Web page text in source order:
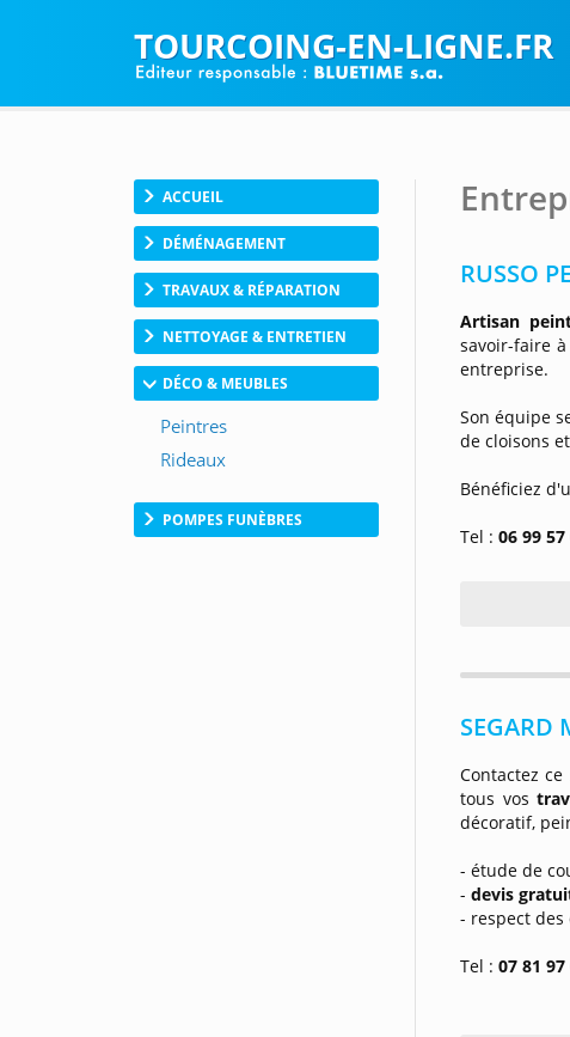
TOURCOING-EN-LIGNE.FR
ACCUEIL
DÉMÉNAGEMENT
TRAVAUX & RÉPARATION
NETTOYAGE & ENTRETIEN
DÉCO & MEUBLES
POMPES FUNÈBRES
RUSSO
Artisan
savoir-faire
entreprise.
Son équipe
de cloisons
Bénéficiez
Tel :06 99 57
Contactez
tous vos
décoratif,
- étude de
-devis
- respect des
Tel :07 81 97